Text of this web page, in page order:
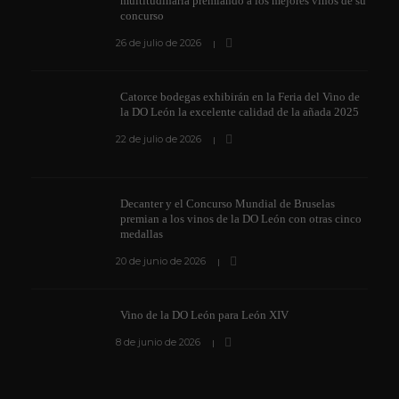
concurso
26 de julio de 2026
Catorce bodegas exhibirán en la Feria del Vino de
la DO León la excelente calidad de la añada 2025
22 de julio de 2026
Decanter y el Concurso Mundial de Bruselas
premian a los vinos de la DO León con otras cinco
medallas
20 de junio de 2026
Vino de la DO León para León XIV
8 de junio de 2026